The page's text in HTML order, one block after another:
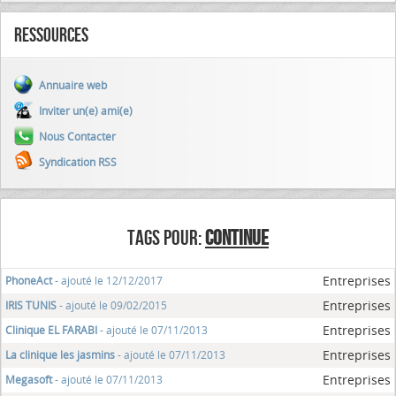
Ressources
Annuaire web
Inviter un(e) ami(e)
Nous Contacter
Syndication RSS
TAGS POUR:CONTINUE
PhoneAct- ajouté le 12/12/2017 Entreprises
IRIS TUNIS- ajouté le 09/02/2015 Entreprises
Clinique EL FARABI- ajouté le 07/11/2013 Entreprises
La clinique les jasmins- ajouté le 07/11/2013 Entreprises
Megasoft- ajouté le 07/11/2013 Entreprises